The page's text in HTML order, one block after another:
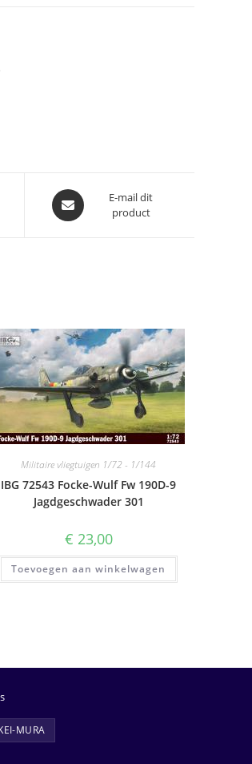
Opent
in
E-mail dit
product
Militaire vliegtuigen 1/72 - 1/144
IBG 72543 Focke-Wulf Fw 190D-9
Jagdgeschwader 301
€ 23,00
Toevoegen aan winkelwagen
MURA